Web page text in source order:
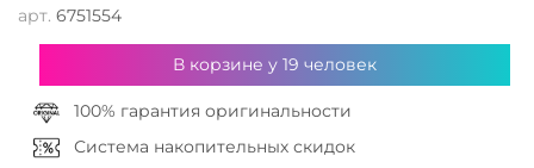
арт. 6751554
В корзине у 19 человек
100% гарантия оригинальности
Система накопительных скидок